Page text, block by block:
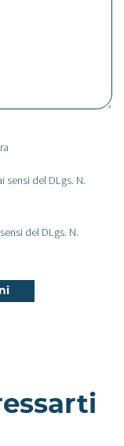
sensi del DLgs. N.
del DLgs. N.